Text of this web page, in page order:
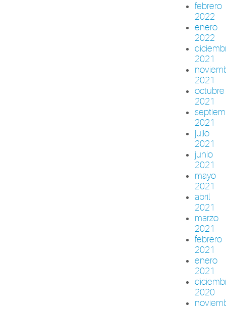
febrero
2022
enero
2022
2021
2021
octubre
2021
2021
julio
2021
junio
2021
mayo
2021
abril
2021
marzo
2021
febrero
2021
enero
2021
2020